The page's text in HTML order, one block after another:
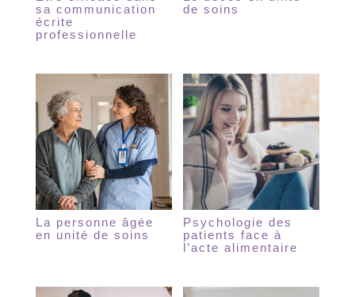
sa communication
écrite
professionnelle
de soins
La personne âgée
en unité de soins
Psychologie des
patients face à
l’acte alimentaire